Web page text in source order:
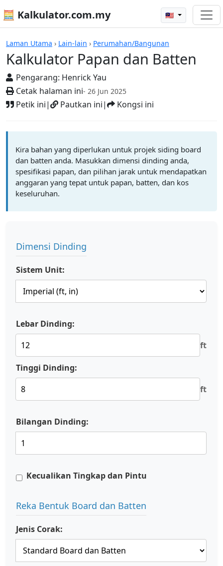
🧮 Kalkulator.com.my 🇲🇾
Laman Utama › Lain-lain › Perumahan/Bangunan
Kalkulator Papan dan Batten
Pengarang: Henrick Yau
Cetak halaman ini- 26 Jun 2025
Petik ini| Pautkan ini| Kongsi ini
Kalkulator
Kira bahan yang diperlukan untuk projek siding board
dan batten anda. Masukkan dimensi dinding anda,
spesifikasi papan, dan pilihan jarak untuk mendapatkan
anggaran yang tepat untuk papan, batten, dan kos
keseluruhan.
Dimensi Dinding
Sistem Unit:
Lebar Dinding:
ft
Tinggi Dinding:
ft
Bilangan Dinding:
Kecualikan Tingkap dan Pintu
Reka Bentuk Board dan Batten
Jenis Corak: